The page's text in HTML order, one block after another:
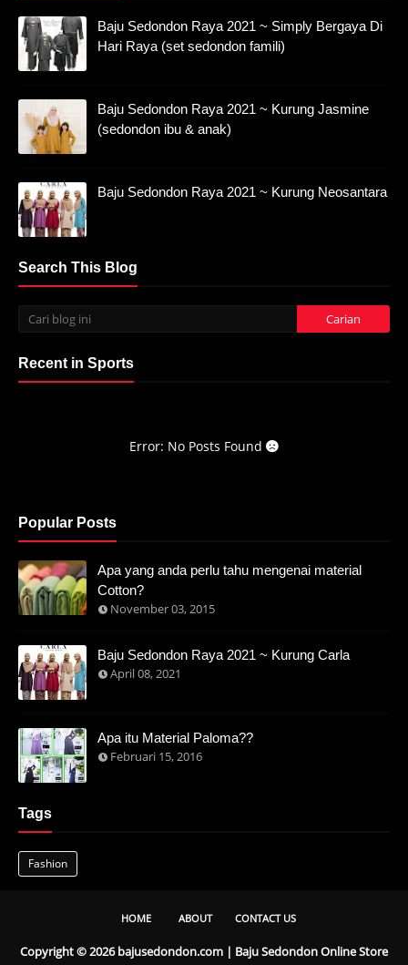
Baju Sedondon Raya 2021 ~ Simply Bergaya Di
Hari Raya (set sedondon famili)
Baju Sedondon Raya 2021 ~ Kurung Jasmine
(sedondon ibu & anak)
Baju Sedondon Raya 2021 ~ Kurung Neosantara
Search This Blog
Recent in Sports
Error: No Posts Found
Popular Posts
Apa yang anda perlu tahu mengenai material
Cotton?
November 03, 2015
Baju Sedondon Raya 2021 ~ Kurung Carla
April 08, 2021
Apa itu Material Paloma??
Februari 15, 2016
Tags
Fashion
HOME ABOUT CONTACT US
Copyright ©2026bajusedondon.com | Baju Sedondon Online Store